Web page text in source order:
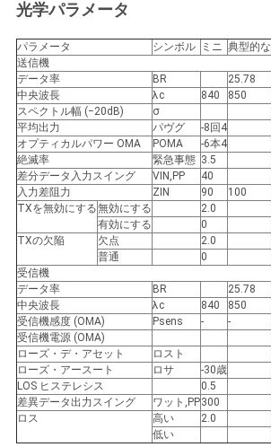
な
さ
い
地
図
プ
ラ
イ
バ
シ
ー
光学パラメータ
パラメータ シンボル ミニ 典型的な
送信機
データ率
BR 25.78
中央波長
λc 840 850
スペクトル幅 (−20dB)
σ
平均出力
パヴグ -8回4
オプティカルパワー OMA
POMA -6本4
絶滅率
緊急事態 3.5
差分データ入力スイング
VIN,PP 40
入力差阻力
ZIN 90 100
TXを無効にする無効にする 2.0
有効にする
0
TXの欠陥
欠点 2.0
普通
0
受信機
データ率
BR 25.78
中央波長
λc 840 850
受信機感度 (OMA)
Psens - -
受信機電源 (OMA)
ローズ・デ・アセット
ロスト
ローズ・アースート
ロサ -30歳
LOS ヒステレシス
0.5
差異データ出力スイング
ワット,PP300
ロス
高い 2.0
低い